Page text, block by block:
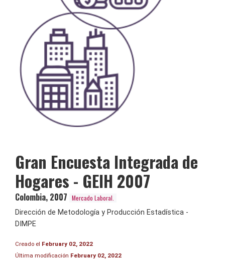
Gran Encuesta Integrada de
Hogares - GEIH 2007
Colombia, 2007 Mercado Laboral.
Dirección de Metodología y Producción Estadística -
DIMPE
Creado el February 02, 2022
Última modificación February 02, 2022